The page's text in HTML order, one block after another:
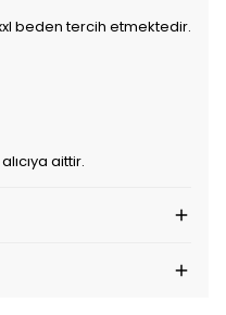
beden tercih etmektedir.
aittir.